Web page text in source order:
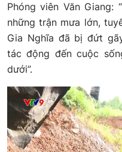
Phóng viên Văn Giang:
những trận mưa lớn,
Gia Nghĩa đã bị đứt
tác động đến cuộc
dưới”.